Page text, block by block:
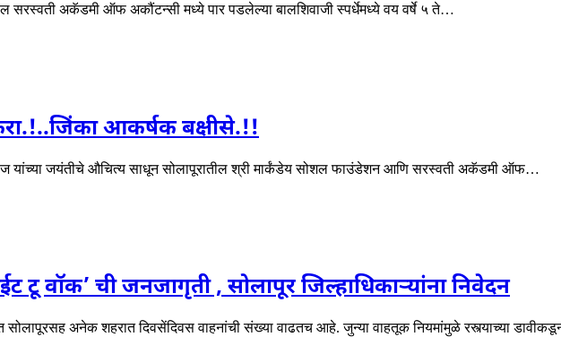
सरस्वती अकॅडमी ऑफ अकौंटन्सी मध्ये पार पडलेल्या बालशिवाजी स्पर्धेमध्ये वय वर्षे ५ ते…
आकर्षक बक्षीसे.!!
यांच्या जयंतीचे औचित्य साधून सोलापूरातील श्री मार्कंडेय सोशल फाउंडेशन आणि सरस्वती अकॅडमी ऑफ…
टू वॉक’ ची जनजागृती , सोलापूर जिल्हाधिकाऱ्यांना निवेदन
सोलापूरसह अनेक शहरात दिवसेंदिवस वाहनांची संख्या वाढतच आहे. जुन्या वाहतूक नियमांमुळे रस्त्याच्या